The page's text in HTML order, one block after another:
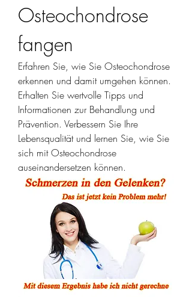
Osteochondrose
fangen
Erfahren Sie, wie Sie Osteochondrose
erkennen und damit umgehen können.
Erhalten Sie wertvolle Tipps und
Informationen zur Behandlung und
Prävention. Verbessern Sie Ihre
Lebensqualität und lernen Sie, wie Sie
sich mit Osteochondrose
auseinandersetzen können.